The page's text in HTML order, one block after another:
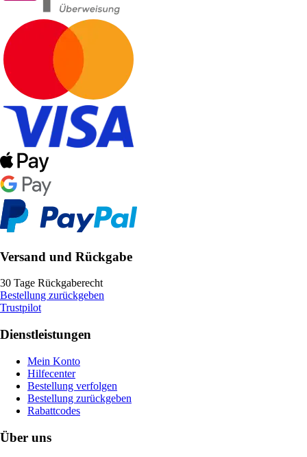
Versand und Rückgabe
30 Tage Rückgaberecht
Bestellung zurückgeben
Trustpilot
Dienstleistungen
Mein Konto
Hilfecenter
Bestellung verfolgen
Bestellung zurückgeben
Rabattcodes
Über uns